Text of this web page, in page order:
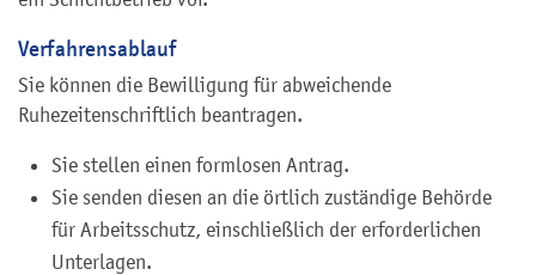
Verfahrensablauf
Sie können die Bewilligung für abweichende
Ruhezeitenschriftlich beantragen.
Sie stellen einen formlosen Antrag.
Sie senden diesen an die örtlich zuständige Behörde
für Arbeitsschutz, einschließlich der erforderlichen
Unterlagen.